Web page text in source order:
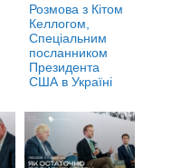
Розмова з Кітом
Келлогом,
Спеціальним
посланником
Президента
США в Україні